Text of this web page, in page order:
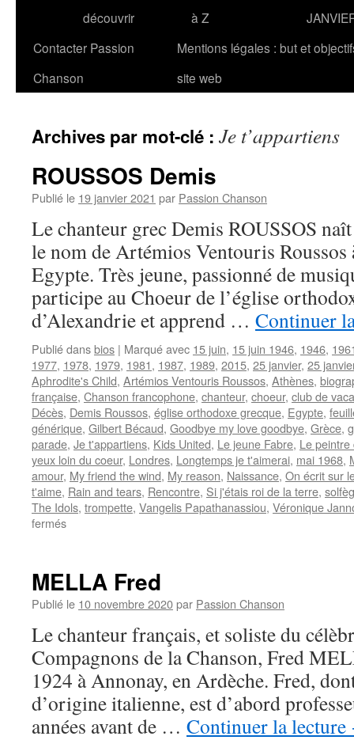
découvrir
à Z
Contacter Passion
Chanson
Mentions légales : but et
site web
Archives par mot-clé : Je t’appartiens
ROUSSOS Demis
Publié le 19 janvier 2021 par Passion Chanson
Le chanteur grec Demis ROUSSOS
le nom de Artémios Ventouris
Egypte. Très jeune, passionné de
participe au Choeur de l’église
d’Alexandrie et apprend … Continuer
Publié dansbios | Marqué avec 15 juin, 15 juin 1946, 1946,
1977, 1978, 1979, 1981, 1987, 1989, 2015, 25 janvier, 25
Aphrodite's Child, Artémios Ventouris Roussos, Athènes,
française, Chanson francophone, chanteur, choeur, club de
Décès, Demis Roussos, église orthodoxe grecque, Egypte,
générique, Gilbert Bécaud, Goodbye my love goodbye, Grèce,
parade, Je t'appartiens, Kids United, Le jeune Fabre, Le peintre
yeux loin du coeur, Londres, Longtemps je t'aimerai, mai 1968,
amour, My friend the wind, My reason, Naissance, On écrit sur
t'aime, Rain and tears, Rencontre, Si j'étais roi de la terre,
The Idols, trompette, Vangelis Papathanassiou, Véronique
ferméssur
MELLA Fred
Publié le 10 novembre 2020par Passion Chanson
Le chanteur français, et soliste du
Compagnons de la Chanson, Fred
1924 à Annonay, en Ardèche. Fred,
d’origine italienne, est d’abord
années avant de … Continuer la lecture